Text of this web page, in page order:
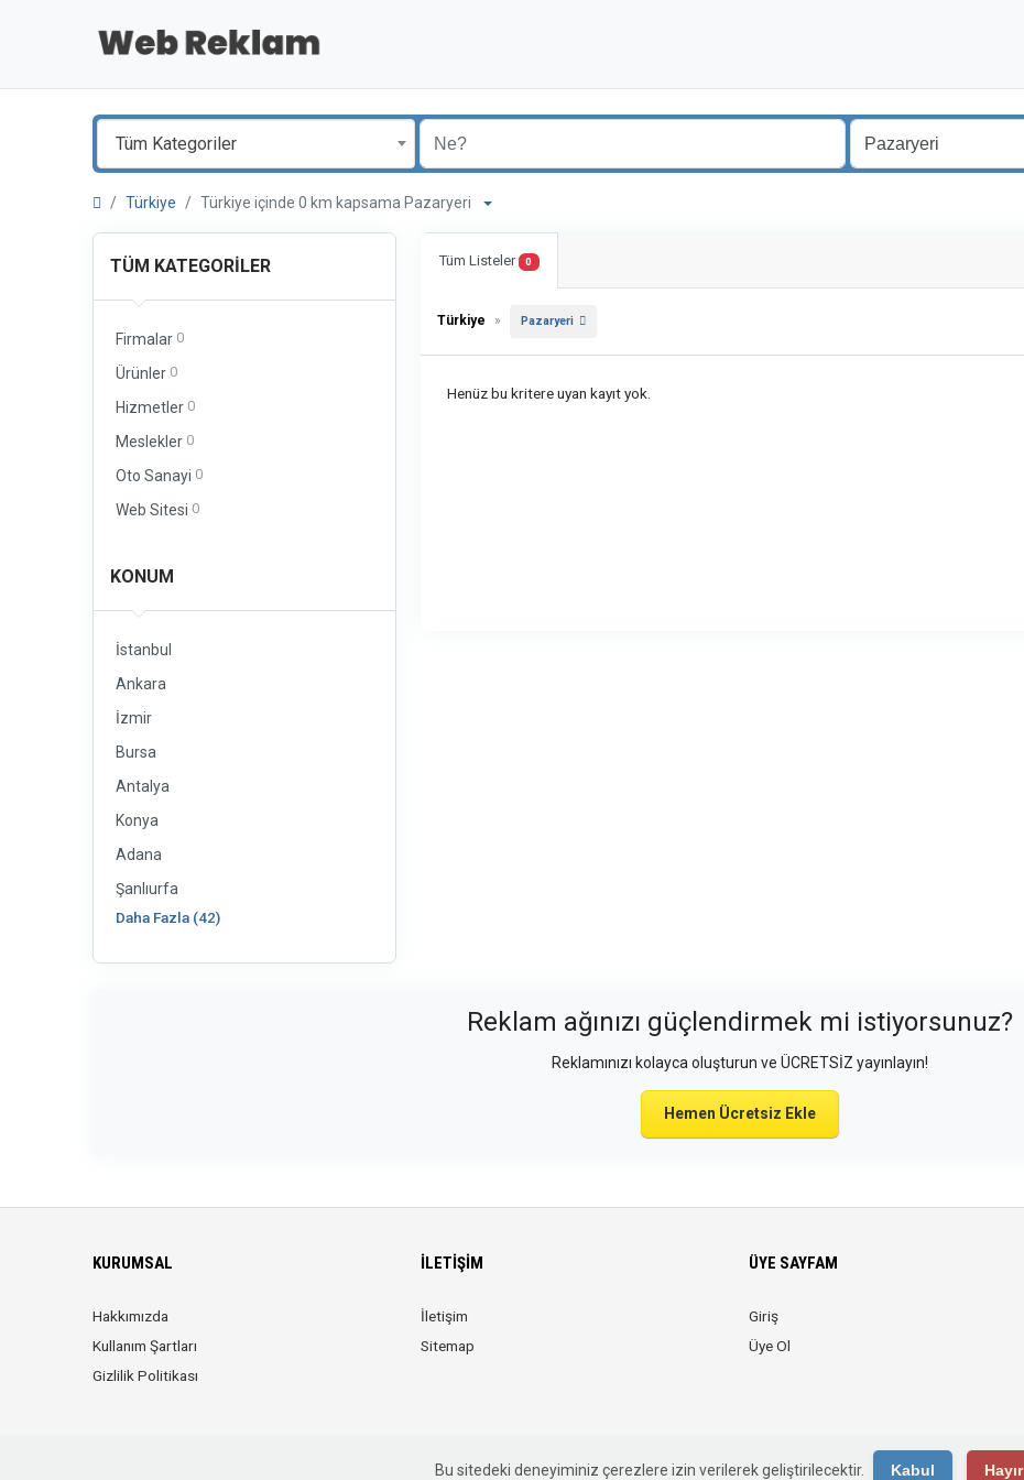
Tüm Kategoriler
Türkiye Türkiye içinde 0 km kapsama Pazaryeri
TÜM KATEGORILER
Firmalar 0
Ürünler 0
Hizmetler 0
Meslekler 0
Oto Sanayi 0
Web Sitesi 0
KONUM
İstanbul
Ankara
İzmir
Bursa
Antalya
Konya
Adana
Şanlıurfa
Daha Fazla (42)
Tüm Listeler 0
Türkiye » Pazaryeri
Henüz bu kritere uyan kayıt yok.
Reklam ağınızı güçlendirmek mi istiyorsunuz?
Reklamınızı kolayca oluşturun ve ÜCRETSİZ yayınlayın!
Hemen Ücretsiz Ekle
KURUMSAL
Hakkımızda
Kullanım Şartları
Gizlilik Politikası
İLETIŞIM
İletişim
Sitemap
ÜYE SAYFAM
Giriş
Üye Ol
Bu sitedeki deneyiminiz çerezlere izin verilerek geliştirilecektir. Kabul Hayır